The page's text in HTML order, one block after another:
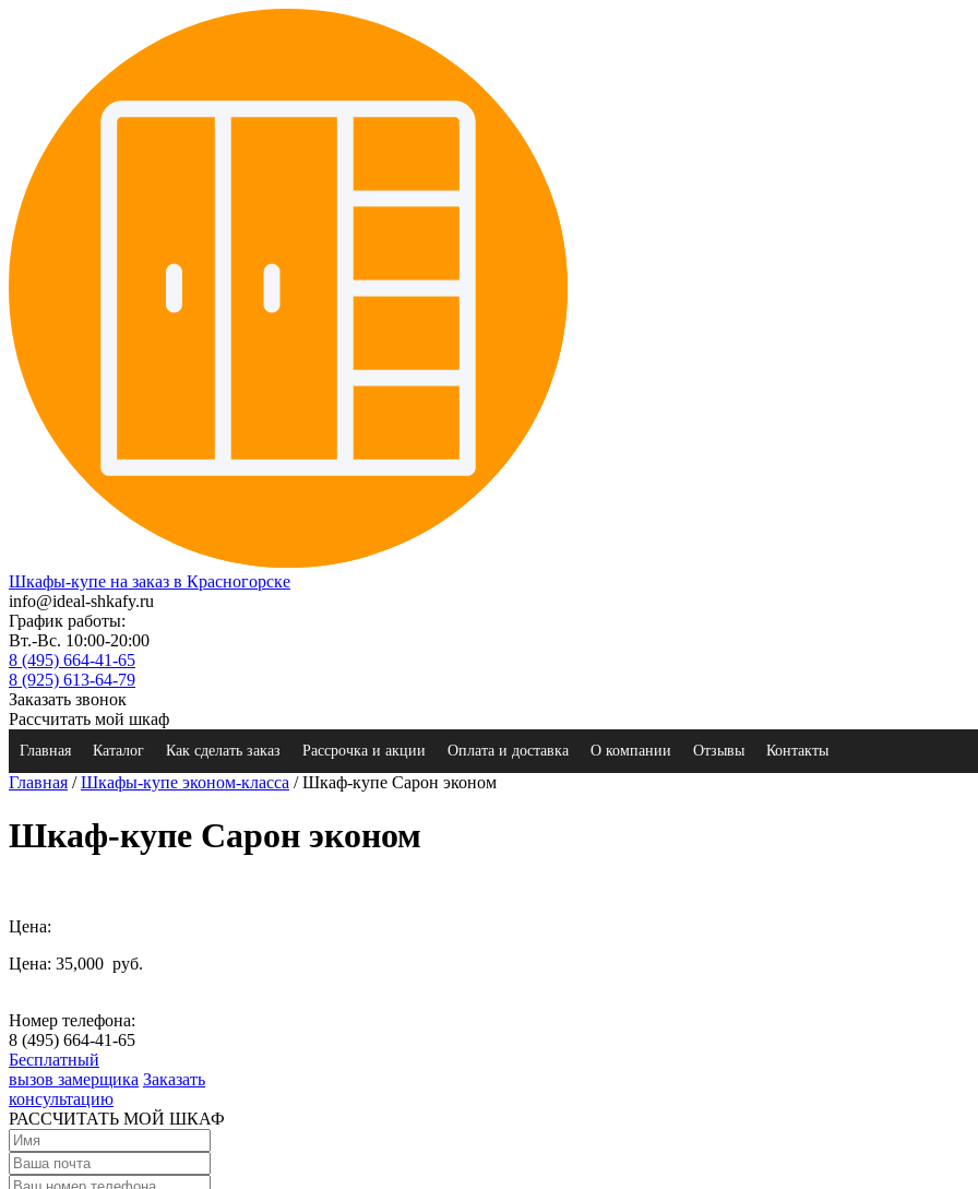
Шкафы-купе на заказ в Красногорске
info@ideal-shkafy.ru
График работы:
Вт.-Вс. 10:00-20:00
8 (495) 664-41-65
8 (925) 613-64-79
Заказать звонок
Рассчитать мой шкаф
Главная Каталог Как сделать заказ Рассрочка и акции Оплата и доставка О компании Отзывы Контакты
Главная /Шкафы-купе эконом-класса / Шкаф-купе Сарон эконом
Шкаф-купе Сарон эконом
Цена:
Цена: 35,000 руб.
Номер телефона:
8 (495) 664-41-65
Бесплатный
вызов замерщика Заказать
консультацию
РАССЧИТАТЬ МОЙ ШКАФ